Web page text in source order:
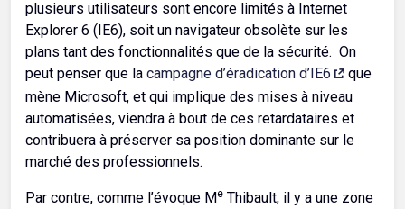
plusieurs utilisateurs sont encore limités à Internet
Explorer 6 (IE6), soit un navigateur obsolète sur les
plans tant des fonctionnalités que de la sécurité. On
peut penser que la campagne d’éradication d’IE6
que
mène Microsoft, et qui implique des mises à niveau
automatisées, viendra à bout de ces retardataires et
contribuera à préserver sa position dominante sur le
marché des professionnels.
Par contre, comme l’évoque Me Thibault, il y a une zone